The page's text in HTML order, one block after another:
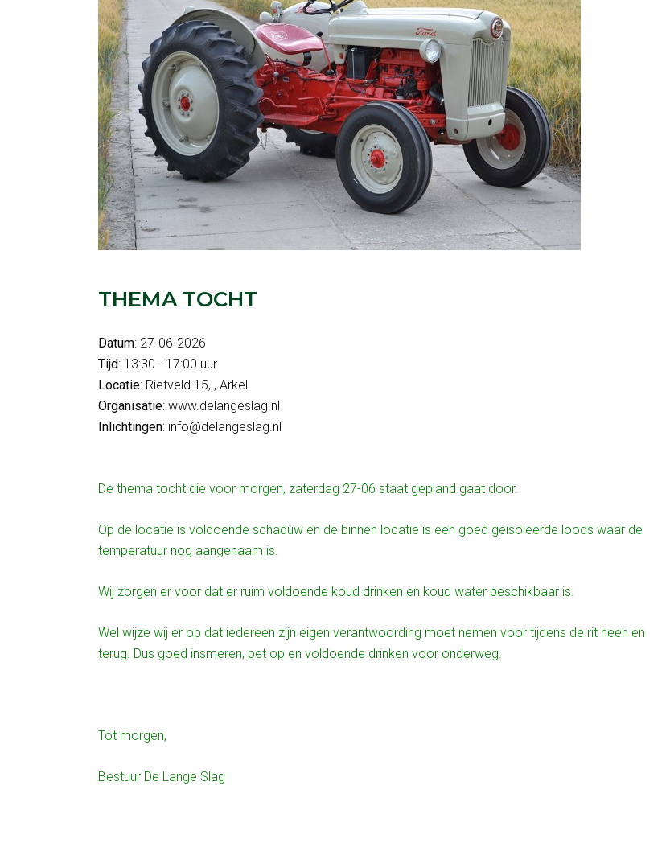
THEMA TOCHT
Datum: 27-06-2026
Tijd: 13:30 - 17:00 uur
Locatie: Rietveld 15, , Arkel
Organisatie: www.delangeslag.nl
Inlichtingen: info@delangeslag.nl
De thema tocht die voor morgen, zaterdag 27-06 staat gepland gaat door.
Op de locatie is voldoende schaduw en de binnen locatie is een goed geïsoleerde loods waar de
temperatuur nog aangenaam is.
Wij zorgen er voor dat er ruim voldoende koud drinken en koud water beschikbaar is.
Wel wijze wij er op dat iedereen zijn eigen verantwoording moet nemen voor tijdens de rit heen en
terug. Dus goed insmeren, pet op en voldoende drinken voor onderweg.
Tot morgen,
Bestuur De Lange Slag